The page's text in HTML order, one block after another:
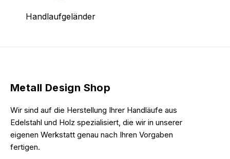
Handlaufgeländer
Metall Design Shop
Wir sind auf die Herstellung Ihrer Handläufe aus
Edelstahl und Holz spezialisiert, die wir in unserer
eigenen Werkstatt genau nach Ihren Vorgaben
fertigen.